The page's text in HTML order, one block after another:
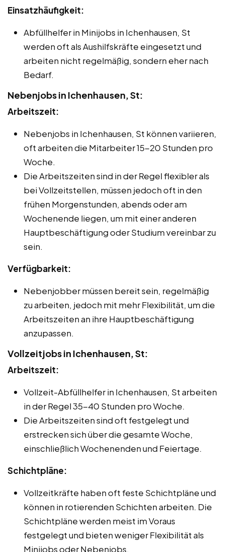
Einsatzhäufigkeit:
Abfüllhelfer in Minijobs in Ichenhausen, St
werden oft als Aushilfskräfte eingesetzt und
arbeiten nicht regelmäßig, sondern eher nach
Bedarf.
Nebenjobs in Ichenhausen, St:
Arbeitszeit:
Nebenjobs in Ichenhausen, St können variieren,
oft arbeiten die Mitarbeiter 15-20 Stunden pro
Woche.
Die Arbeitszeiten sind in der Regel flexibler als
bei Vollzeitstellen, müssen jedoch oft in den
frühen Morgenstunden, abends oder am
Wochenende liegen, um mit einer anderen
Hauptbeschäftigung oder Studium vereinbar zu
sein.
Verfügbarkeit:
Nebenjobber müssen bereit sein, regelmäßig
zu arbeiten, jedoch mit mehr Flexibilität, um die
Arbeitszeiten an ihre Hauptbeschäftigung
anzupassen.
Vollzeitjobs in Ichenhausen, St:
Arbeitszeit:
Vollzeit-Abfüllhelfer in Ichenhausen, St arbeiten
in der Regel 35-40 Stunden pro Woche.
Die Arbeitszeiten sind oft festgelegt und
erstrecken sich über die gesamte Woche,
einschließlich Wochenenden und Feiertage.
Schichtpläne:
Vollzeitkräfte haben oft feste Schichtpläne und
können in rotierenden Schichten arbeiten. Die
Schichtpläne werden meist im Voraus
festgelegt und bieten weniger Flexibilität als
Minijobs oder Nebenjobs.